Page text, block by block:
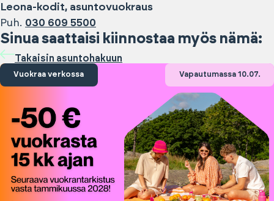
Leona-kodit, asuntovuokraus
Puh. 030 609 5500
Sinua saattaisi kiinnostaa myös nämä:
Takaisin asuntohakuun
Vuokraa verkossa Vapautumassa 10.07.